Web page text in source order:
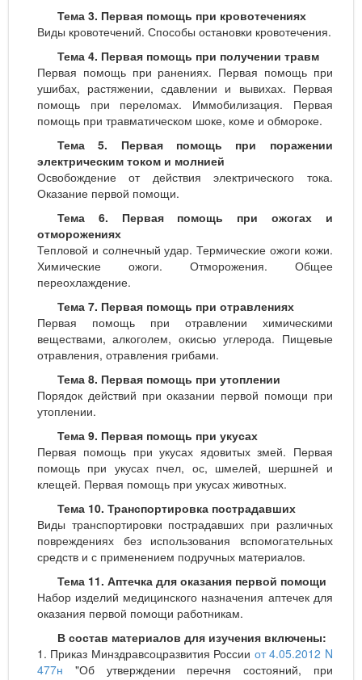
Тема 3. Первая помощь при кровотечениях
Виды кровотечений. Способы остановки кровотечения.
Тема 4. Первая помощь при получении травм
Первая помощь при ранениях. Первая помощь при
ушибах, растяжении, сдавлении и вывихах. Первая
помощь при переломах. Иммобилизация. Первая
помощь при травматическом шоке, коме и обмороке.
Тема 5. Первая помощь при поражении
электрическим током и молнией
Освобождение от действия электрического тока.
Оказание первой помощи.
Тема 6. Первая помощь при ожогах и
отморожениях
Тепловой и солнечный удар. Термические ожоги кожи.
Химические ожоги. Отморожения. Общее
переохлаждение.
Тема 7. Первая помощь при отравлениях
Первая помощь при отравлении химическими
веществами, алкоголем, окисью углерода. Пищевые
отравления, отравления грибами.
Тема 8. Первая помощь при утоплении
Порядок действий при оказании первой помощи при
утоплении.
Тема 9. Первая помощь при укусах
Первая помощь при укусах ядовитых змей. Первая
помощь при укусах пчел, ос, шмелей, шершней и
клещей. Первая помощь при укусах животных.
Тема 10. Транспортировка пострадавших
Виды транспортировки пострадавших при различных
повреждениях без использования вспомогательных
средств и с применением подручных материалов.
Тема 11. Аптечка для оказания первой помощи
Набор изделий медицинского назначения аптечек для
оказания первой помощи работникам.
В состав материалов для изучения включены:
1. Приказ Минздравсоцразвития России от 4.05.2012 N
477н "Об утверждении перечня состояний, при